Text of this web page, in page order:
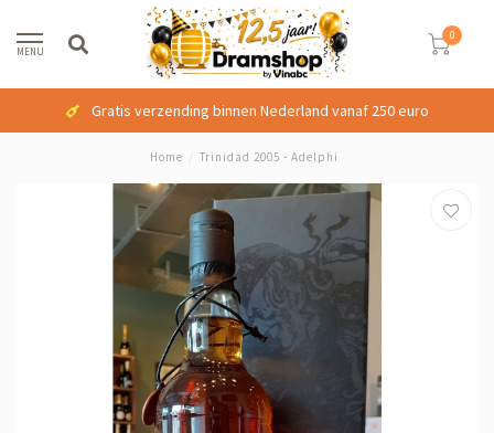
MENU
0
Gratis verzending binnen Nederland vanaf 250 euro
Home Trinidad 2005 - Adelphi